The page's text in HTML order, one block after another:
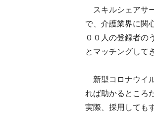
スキルシェアサ
で、介護業界に関
００人の登録者の
とマッチングして
新型コロナウイ
れば助かるところ
実際、採用しても